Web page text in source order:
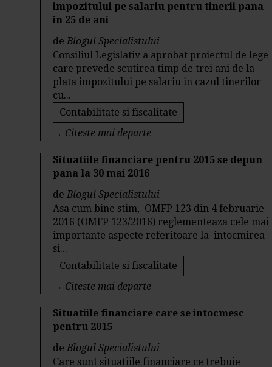
impozitului pe salariu pentru tinerii pana
in 25 de ani
deBlogul Specialistului
Consiliul Legislativ a aprobat proiectul de lege
care prevede scutirea timp de trei ani de la
plata impozitului pe salariu in cazul tinerilor
cu...
Contabilitate si fiscalitate
→ Citeste mai departe
Situatiile financiare pentru 2015 se depun
pana la 30 mai 2016
deBlogul Specialistului
Asa cum bine stim, OMFP 123 din 4 februarie
2016 (OMFP 123/2016) reglementeaza cele mai
importante aspecte referitoare la intocmirea
si...
Contabilitate si fiscalitate
→ Citeste mai departe
Situatiile financiare care se intocmesc
pentru 2015
deBlogul Specialistului
Care sunt situatiile financiare ce trebuie